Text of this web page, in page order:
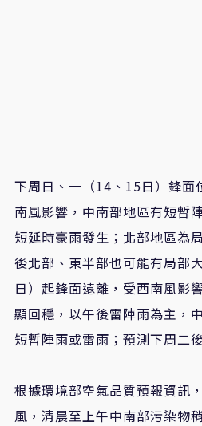
下周日、一（14、15日）鋒面
南風影響，中南部地區有短暫
短延時豪雨發生；北部地區為
後北部、東半部也可能有局部
日）起鋒面遠離，受西南風影
顯回穩，以午後雷陣雨為主，
短暫陣雨或雷雨；預測下周二
根據環境部空氣品質預報資訊
風，清晨至上午中南部污染物